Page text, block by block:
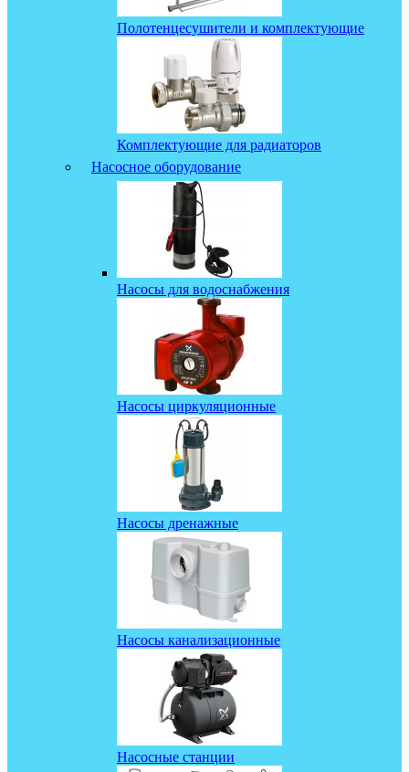
Полотенцесушители и комплектующие
Комплектующие для радиаторов
Насосное оборудование
Насосы для водоснабжения
Насосы циркуляционные
Насосы дренажные
Насосы канализационные
Насосные станции